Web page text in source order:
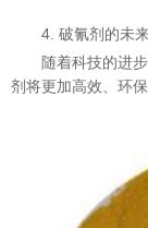
4. 破氰剂的未
随着科技的进
剂将更加高效、环